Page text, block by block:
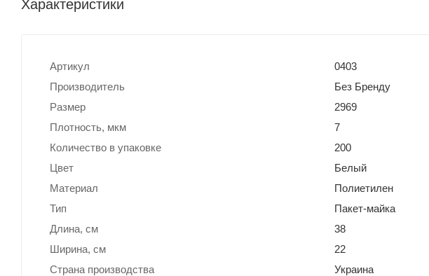
Характеристики
Артикул
0403
Производитель
Без Бренду
Размер
2969
Плотность, мкм
7
Количество в упаковке
200
Цвет
Белый
Материал
Полиетилен
Тип
Пакет-майка
Длина, cм
38
Ширина, cм
22
Страна производства
Украина